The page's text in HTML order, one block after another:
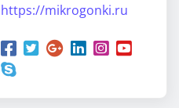
https://mikrogonki.ru